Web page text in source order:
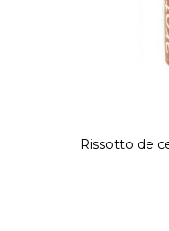
Rissotto de